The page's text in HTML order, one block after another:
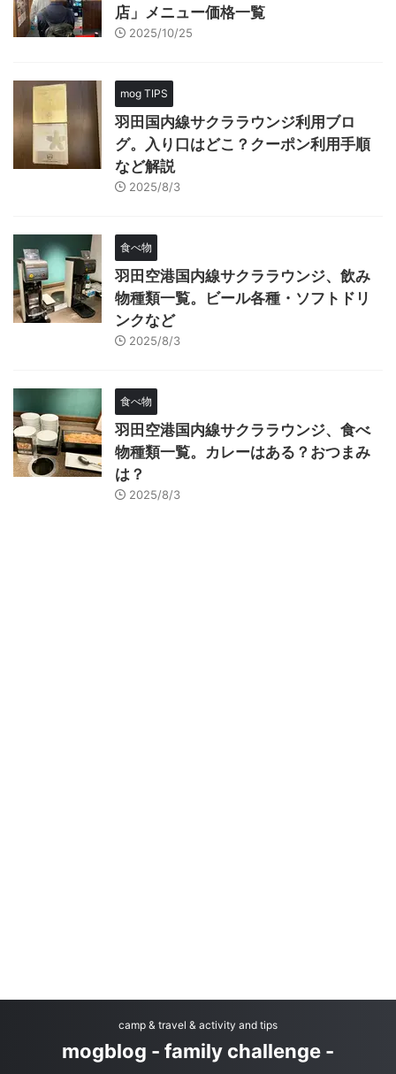
店」メニュー価格一覧
2025/10/25
mog TIPS
羽田国内線サクララウンジ利用ブロ
グ。入り口はどこ？クーポン利用手順
など解説
2025/8/3
食べ物
羽田空港国内線サクララウンジ、飲み
物種類一覧。ビール各種・ソフトドリ
ンクなど
2025/8/3
食べ物
羽田空港国内線サクララウンジ、食べ
物種類一覧。カレーはある？おつまみ
は？
2025/8/3
camp & travel & activity and tips
mogblog - family challenge -